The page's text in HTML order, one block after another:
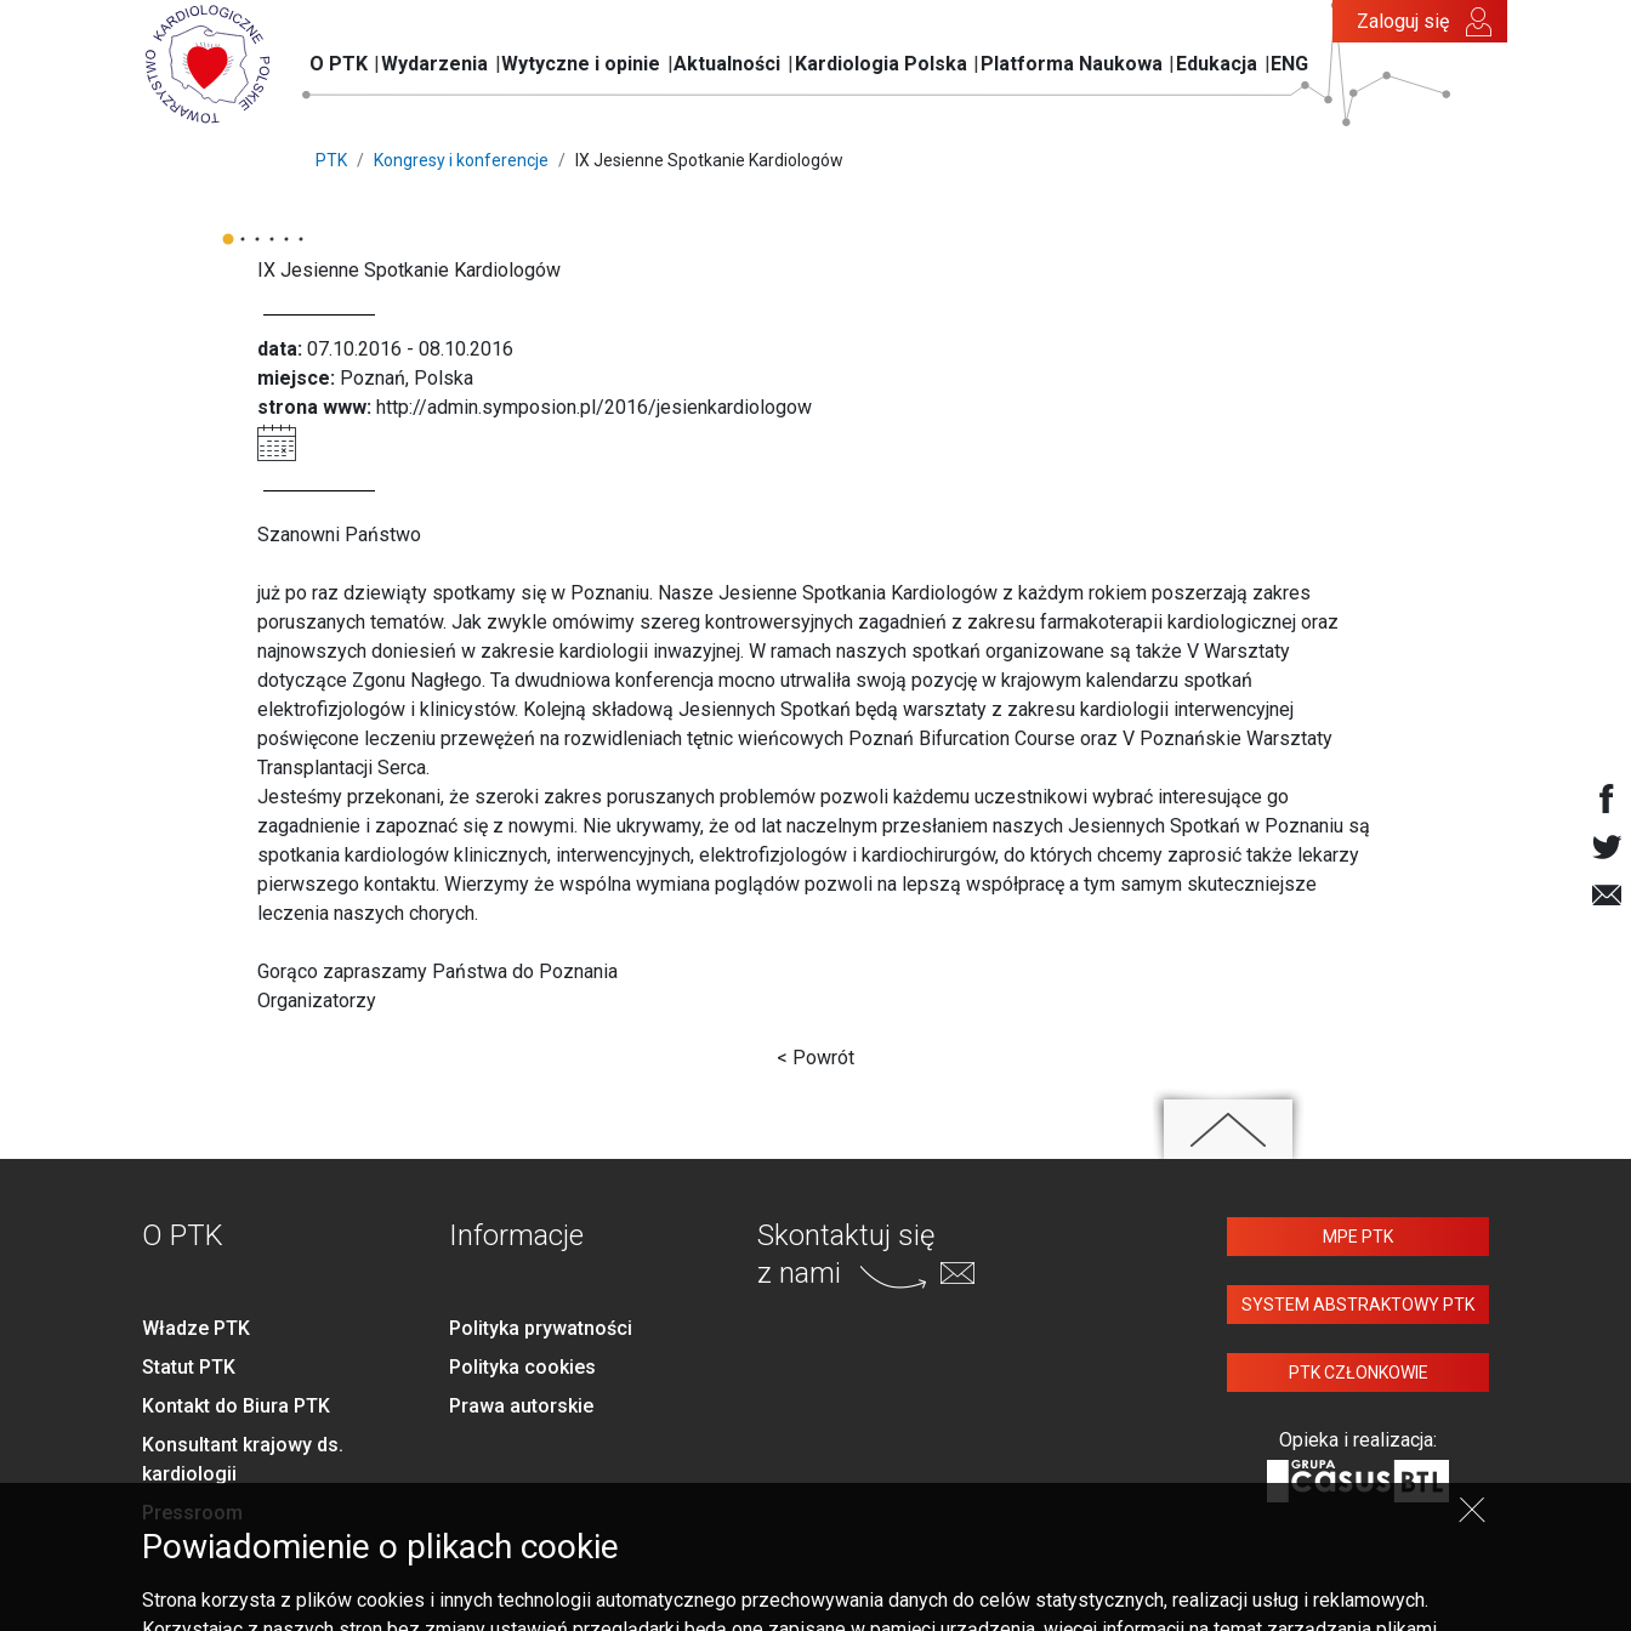
O PTK Wydarzenia Wytyczne i opinie Aktualności Kardiologia Polska Platforma Naukowa Edukacja ENG
Zaloguj się
PTK Kongresy i konferencje IX Jesienne Spotkanie Kardiologów
IX Jesienne Spotkanie Kardiologów
data: 07.10.2016 - 08.10.2016
miejsce: Poznań, Polska
strona www: http://admin.symposion.pl/2016/jesienkardiologow
Szanowni Państwo
już po raz dziewiąty spotkamy się w Poznaniu. Nasze Jesienne Spotkania Kardiologów z każdym rokiem poszerzają zakres
poruszanych tematów. Jak zwykle omówimy szereg kontrowersyjnych zagadnień z zakresu farmakoterapii kardiologicznej oraz
najnowszych doniesień w zakresie kardiologii inwazyjnej. W ramach naszych spotkań organizowane są także V Warsztaty
dotyczące Zgonu Nagłego. Ta dwudniowa konferencja mocno utrwaliła swoją pozycję w krajowym kalendarzu spotkań
elektrofizjologów i klinicystów. Kolejną składową Jesiennych Spotkań będą warsztaty z zakresu kardiologii interwencyjnej
poświęcone leczeniu przewężeń na rozwidleniach tętnic wieńcowych Poznań Bifurcation Course oraz V Poznańskie Warsztaty
Transplantacji Serca.
Jesteśmy przekonani, że szeroki zakres poruszanych problemów pozwoli każdemu uczestnikowi wybrać interesujące go
zagadnienie i zapoznać się z nowymi. Nie ukrywamy, że od lat naczelnym przesłaniem naszych Jesiennych Spotkań w Poznaniu są
spotkania kardiologów klinicznych, interwencyjnych, elektrofizjologów i kardiochirurgów, do których chcemy zaprosić także lekarzy
pierwszego kontaktu. Wierzymy że wspólna wymiana poglądów pozwoli na lepszą współpracę a tym samym skuteczniejsze
leczenia naszych chorych.
Gorąco zapraszamy Państwa do Poznania
Organizatorzy
< Powrót
O PTK
Władze PTK
Statut PTK
Kontakt do Biura PTK
Konsultant krajowy ds.
kardiologii
Pressroom
Informacje
Polityka prywatności
Polityka cookies
Prawa autorskie
Skontaktuj się
z nami
MPE PTK
SYSTEM ABSTRAKTOWY PTK
PTK CZŁONKOWIE
Opieka i realizacja:
Powiadomienie o plikach cookie
Strona korzysta z plików cookies i innych technologii automatycznego przechowywania danych do celów statystycznych, realizacji usług i reklamowych.